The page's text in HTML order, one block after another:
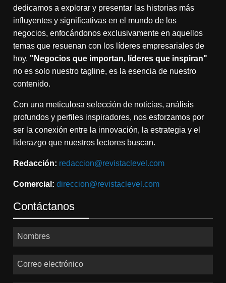
dedicamos a explorar y presentar las historias más
influyentes y significativas en el mundo de los
negocios, enfocándonos exclusivamente en aquellos
temas que resuenan con los líderes empresariales de
hoy. "Negocios que importan, líderes que inspiran"
no es solo nuestro tagline, es la esencia de nuestro
contenido.
Con una meticulosa selección de noticias, análisis
profundos y perfiles inspiradores, nos esforzamos por
ser la conexión entre la innovación, la estrategia y el
liderazgo que nuestros lectores buscan.
Redacción: redaccion@revistaclevel.com
Comercial: direccion@revistaclevel.com
Contáctanos
Nombres
Correo electrónico